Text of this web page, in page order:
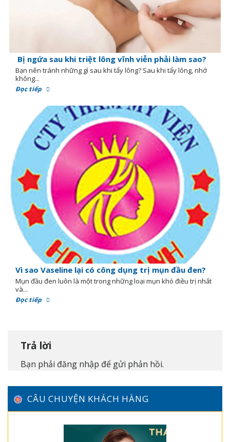
Bị ngứa sau khi triệt lông vĩnh viễn phải làm sao?
Bạn nên tránh những gì sau khi tẩy lông? Sau khi tẩy lông, nhớ
không...
Đọc tiếp
Vì sao Vaseline lại có công dụng trị mụn đầu đen?
Mụn đầu đen luôn là một trong những loại mụn khó điều trị nhất
và...
Đọc tiếp
Trả lời
Bạn phải đăng nhập để gửi phản hồi.
CÂU CHUYỆN KHÁCH HÀNG